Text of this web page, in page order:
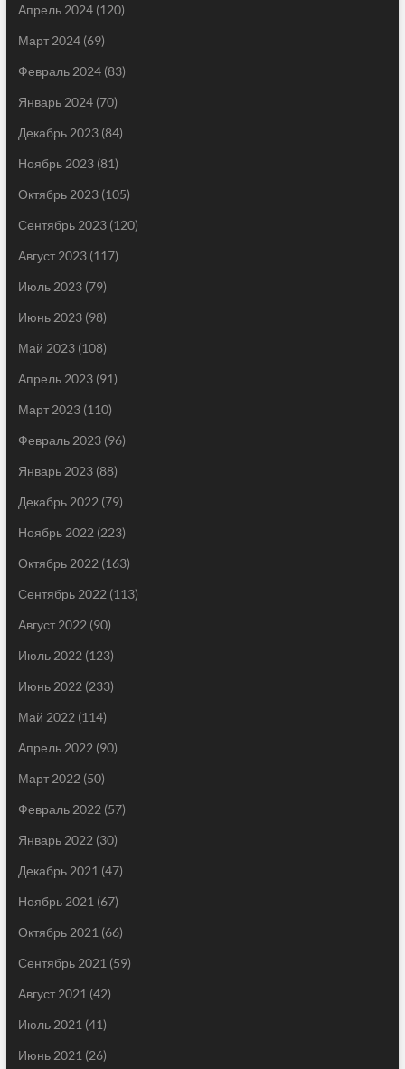
Апрель 2024(120)
Март 2024(69)
Февраль 2024(83)
Январь 2024(70)
Декабрь 2023(84)
Ноябрь 2023(81)
Октябрь 2023(105)
Сентябрь 2023(120)
Август 2023(117)
Июль 2023(79)
Июнь 2023(98)
Май 2023(108)
Апрель 2023(91)
Март 2023(110)
Февраль 2023(96)
Январь 2023(88)
Декабрь 2022 (79)
Ноябрь 2022 (223)
Октябрь 2022 (163)
Сентябрь 2022 (113)
Август 2022 (90)
Июль 2022 (123)
Июнь 2022 (233)
Май 2022 (114)
Апрель 2022 (90)
Март 2022 (50)
Февраль 2022 (57)
Январь 2022 (30)
Декабрь 2021 (47)
Ноябрь 2021 (67)
Октябрь 2021 (66)
Сентябрь 2021 (59)
Август 2021 (42)
Июль 2021 (41)
Июнь 2021 (26)